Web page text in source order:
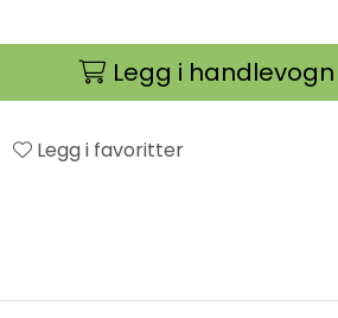
Legg i handlevogn
Legg i favoritter